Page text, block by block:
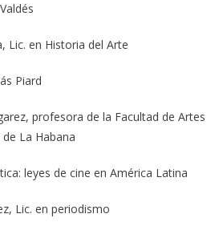
Lic. en Historia del Arte
Piard
profesora de la Facultad de Artes
La Habana
leyes de cine en América Latina
Lic. en periodismo